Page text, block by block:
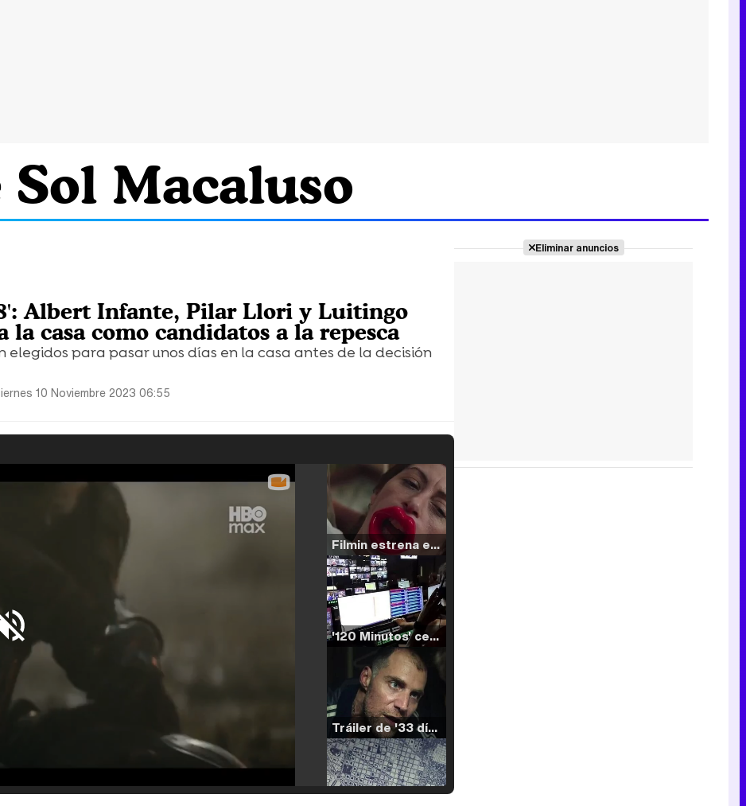
Macaluso
Albert Infante, Pilar Llori y Luitingo
la casa como candidatos a la repesca
elegidos para pasar unos días en la casa antes de la decisión
10 Noviembre 2023 06:55
Filmin estrena el tráiler de 'Millennial Mal', su nueva comedia universitaria de la mano de Lorena Iglesias
'120 Minutos' celebra sus 2.000 programas en Telemadrid con un vídeo del día a día en la redacción
Tráiler de '33 días', la nueva serie de Atresplayer con Julián Villagrán y José Manuel Poga
Eliminar anuncios